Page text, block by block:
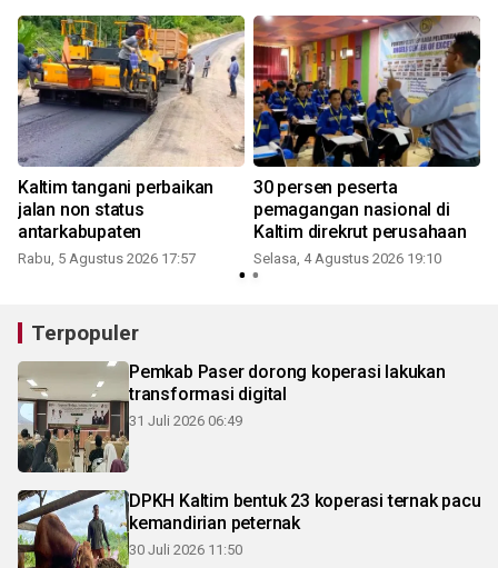
Kaltim tangani perbaikan
jalan non status
antarkabupaten
Rabu, 5 Agustus 2026 17:57
30 persen peserta
pemagangan nasional di
Kaltim direkrut perusahaan
Selasa, 4 Agustus 2026 19:10
Terpopuler
Pemkab Paser dorong koperasi lakukan
transformasi digital
31 Juli 2026 06:49
DPKH Kaltim bentuk 23 koperasi ternak pacu
kemandirian peternak
30 Juli 2026 11:50